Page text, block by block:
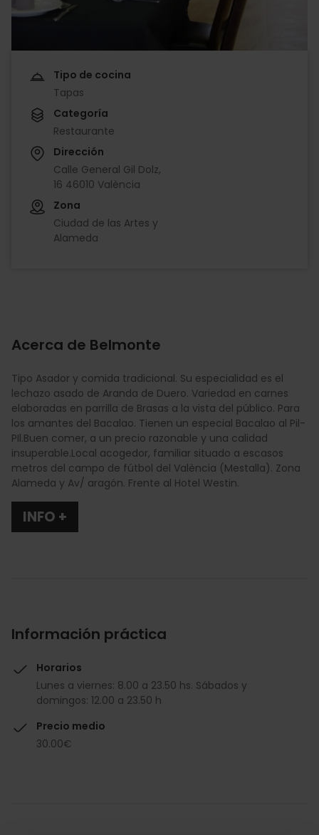
Tipo de cocina
Tapas
Categoría
Restaurante
Dirección
Calle General Gil Dolz,
16 46010 València
Zona
Ciudad de las Artes y
Alameda
Acerca de Belmonte
Tipo Asador y comida tradicional. Su especialidad es el
lechazo asado de Aranda de Duero. Variedad en carnes
elaboradas en parrilla de Brasas a la vista del público. Para
los amantes del Bacalao. Tienen un especial Bacalao al Pil-
PIl.Buen comer, a un precio razonable y una calidad
insuperable.Local acogedor, familiar situado a escasos
metros del campo de fútbol del València (Mestalla). Zona
Alameda y Av/ aragón. Frente al Hotel Westin.
INFO +
Información práctica
Horarios
Lunes a viernes: 8.00 a 23.50 hs. Sábados y
domingos: 12.00 a 23.50 h
Precio medio
30.00€